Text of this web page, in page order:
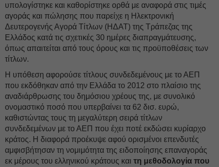
υπολογίστηκε και καθορίστηκε ορθά με αναφορά στις τιμές
αγοράς και πώλησης που παρείχε η Ηλεκτρονική
Δευτερογενής Αγορά Τίτλων (ΗΔΑΤ) της Τράπεζας της
Ελλάδος κατά τις σχετικές 30 ημέρες διαπραγμάτευσης,
όπως απαιτείται από τους όρους και τις προϋποθέσεις των
τίτλων.
Η υπόθεση αφορούσε τίτλους συνδεδεμένους με το ΑΕΠ
που εκδόθηκαν από την Ελλάδα το 2012 στο πλαίσιο της
αναδιάρθρωσης του δημόσιου χρέους της, με συνολικό
ονομαστικό ποσό που υπερβαίνει τα 62 δισ. ευρώ,
καθιστώντας τους τη μεγαλύτερη σειρά τίτλων
συνδεδεμένων με το ΑΕΠ που έχει ποτέ εκδώσει κυρίαρχο
κράτος. Η διαφορά προέκυψε αφού ορισμένοι επενδυτές
αμφισβήτησαν τη νομιμότητα της ειδοποίησης επαναγοράς
εκ μέρους του ελληνικού κράτους και τη μεθοδολογία που